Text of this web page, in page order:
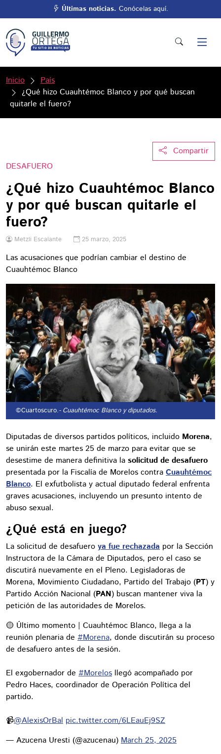
Últimas noticias. Conócelas aquí.
Inicio
País
¿Qué hizo Cuauhtémoc Blanco y por qué buscan
quitarle el fuero?
Compartir
DESAFUERO
¿Qué hizo Cuauhtémoc Blanco
y por qué buscan quitarle el
fuero?
Metzli Escalante 25 marzo, 2025
Las acusaciones que podrían cambiar el destino de
Cuauhtémoc Blanco
©Cuartoscuro.- Cuauhtémoc Blanco y diputados.
Diputadas de diversos partidos políticos, incluido Morena,
se unirán este martes 25 de marzo para evitar que se
desestime de manera definitiva la solicitud de desafuero
presentada por la Fiscalía de Morelos contra Cuauhtémoc
Blanco. El exfutbolista y actual diputado federal enfrenta
graves acusaciones, incluyendo un presunto intento de
abuso sexual.
¿Qué está en juego?
La solicitud de desafuero ya fue rechazada por la Sección
Instructora de la Cámara de Diputados, pero el caso se
discutirá nuevamente en el Pleno. Legisladoras de
Morena, Movimiento Ciudadano, Partido del Trabajo (PT) y
Partido Acción Nacional (PAN) buscan mantener viva la
petición de las autoridades de Morelos.
🟡 Último momento | Cuauhtémoc Blanco, llega a la
reunión plenaria de #Morena, donde discutirán su proceso
de desafuero antes de la sesión.
El exgobernador de #Morelos llegó acompañado por
Pedro Haces, coordinador de Operación Política del
partido.
📹@AlexisOrBal pic.twitter.com/6LEauEj9SZ
— Azucena Uresti (@azucenau) March 25, 2025